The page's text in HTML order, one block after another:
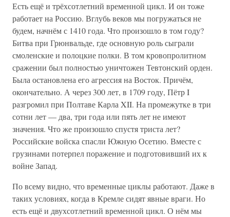
Есть ещё и трёхсотлетний временной цикл. И он тоже
работает на Россию. Вглубь веков мы погружаться не
будем, начнём с 1410 года. Что произошло в том году?
Битва при Грюнвальде, где основную роль сыграли
смоленские и полоцкие полки. В том кровопролитном
сражении был полностью уничтожен Тевтонский орден.
Была остановлена его агрессия на Восток. Причём,
окончательно. А через 300 лет, в 1709 году, Пётр I
разгромил при Полтаве Карла XII. На промежутке в три
сотни лет — два, три года или пять лет не имеют
значения. Что же произошло спустя триста лет?
Российские войска спасли Южную Осетию. Вместе с
грузинами потерпел поражение и подготовивший их к
войне Запад.
По всему видно, что временные циклы работают. Даже в
таких условиях, когда в Кремле сидят явные враги. Но
есть ещё и двухсотлетний временной цикл. О нём мы